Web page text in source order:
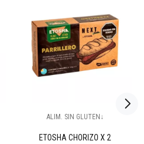
ALIM. SIN GLUTEN↓
ETOSHA CHORIZO X 2